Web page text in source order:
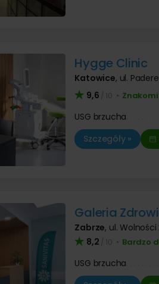
Hygge Clinic
Katowice, ul.
9,6 / 10 •
USG brzucha
Szczegóły »
Galeria
Zabrze, ul. Wolności
8,2 / 10 • Bardzo
USG brzucha